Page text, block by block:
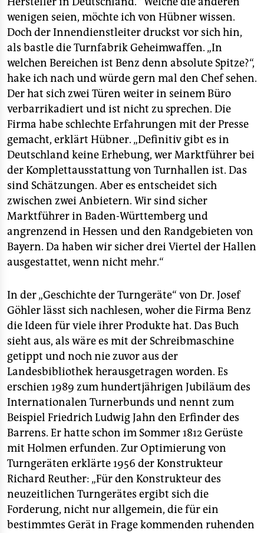
wenigen seien, möchte ich von Hübner wissen.
Doch der Innendienstleiter druckst vor sich hin,
als bastle die Turnfabrik Geheimwaffen. „In
welchen Bereichen ist Benz denn absolute Spitze?“,
hake ich nach und würde gern mal den Chef sehen.
Der hat sich zwei Türen weiter in seinem Büro
verbarrikadiert und ist nicht zu sprechen. Die
Firma habe schlechte Erfahrungen mit der Presse
gemacht, erklärt Hübner. „Definitiv gibt es in
Deutschland keine Erhebung, wer Marktführer bei
der Komplettausstattung von Turnhallen ist. Das
sind Schätzungen. Aber es entscheidet sich
zwischen zwei Anbietern. Wir sind sicher
Marktführer in Baden-Württemberg und
angrenzend in Hessen und den Randgebieten von
Bayern. Da haben wir sicher drei Viertel der Hallen
ausgestattet, wenn nicht mehr.“
In der „Geschichte der Turngeräte“ von Dr. Josef
Göhler lässt sich nachlesen, woher die Firma Benz
die Ideen für viele ihrer Produkte hat. Das Buch
sieht aus, als wäre es mit der Schreibmaschine
getippt und noch nie zuvor aus der
Landesbibliothek herausgetragen worden. Es
erschien 1989 zum hundertjährigen Jubiläum des
Internationalen Turnerbunds und nennt zum
Beispiel Friedrich Ludwig Jahn den Erfinder des
Barrens. Er hatte schon im Sommer 1812 Gerüste
mit Holmen erfunden. Zur Optimierung von
Turngeräten erklärte 1956 der Konstrukteur
Richard Reuther: „Für den Konstrukteur des
neuzeitlichen Turngerätes ergibt sich die
Forderung, nicht nur allgemein, die für ein
bestimmtes Gerät in Frage kommenden ruhenden